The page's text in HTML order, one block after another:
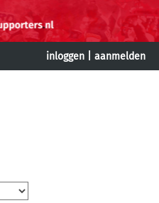
inloggen aanmelden